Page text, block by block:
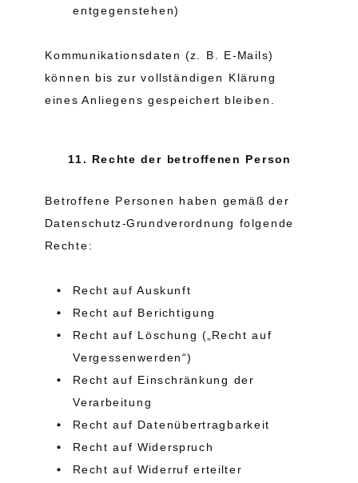
entgegenstehen)
Kommunikationsdaten (z. B. E-Mails)
können bis zur vollständigen Klärung
eines Anliegens gespeichert bleiben.
11. Rechte der betroffenen Person
Betroffene Personen haben gemäß der
Datenschutz-Grundverordnung folgende
Rechte:
Recht auf Auskunft
Recht auf Berichtigung
Recht auf Löschung („Recht auf
Vergessenwerden“)
Recht auf Einschränkung der
Verarbeitung
Recht auf Datenübertragbarkeit
Recht auf Widerspruch
Recht auf Widerruf erteilter